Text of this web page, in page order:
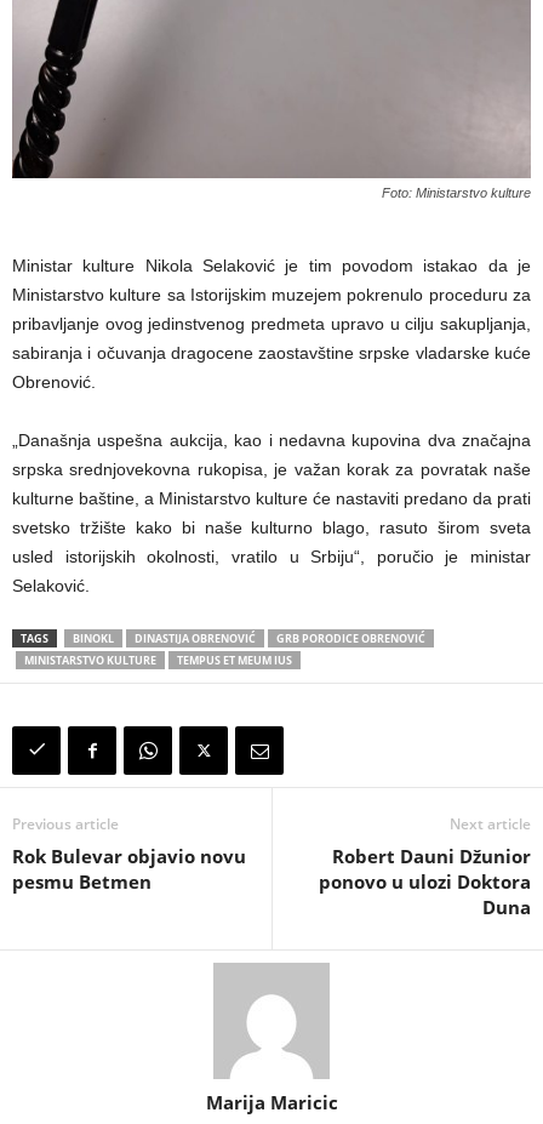
Foto: Ministarstvo kulture
Ministar kulture Nikola Selaković je tim povodom istakao da je
Ministarstvo kulture sa Istorijskim muzejem pokrenulo proceduru za
pribavljanje ovog jedinstvenog predmeta upravo u cilju sakupljanja,
sabiranja i očuvanja dragocene zaostavštine srpske vladarske kuće
Obrenović.
„Današnja uspešna aukcija, kao i nedavna kupovina dva značajna
srpska srednjovekovna rukopisa, je važan korak za povratak naše
kulturne baštine, a Ministarstvo kulture će nastaviti predano da prati
svetsko tržište kako bi naše kulturno blago, rasuto širom sveta
usled istorijskih okolnosti, vratilo u Srbiju“, poručio je ministar
Selaković.
TAGS BINOKL DINASTIJA OBRENOVIĆ
GRB PORODICE OBRENOVIĆ
MINISTARSTVO KULTURE
TEMPUS ET MEUM IUS
Previous article
Rok Bulevar objavio novu
pesmu Betmen
Next article
Robert Dauni Džunior
ponovo u ulozi Doktora
Duna
Marija Maricic